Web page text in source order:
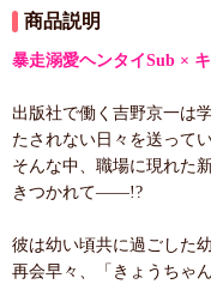
商品説明
暴走溺愛ヘンタイSub ×
出版社で働く吉野京一は
たされない日々を送ってい
そんな中、職場に現れた
きつかれて――!?
彼は幼い頃共に過ごした
再会早々、「きょうちゃ